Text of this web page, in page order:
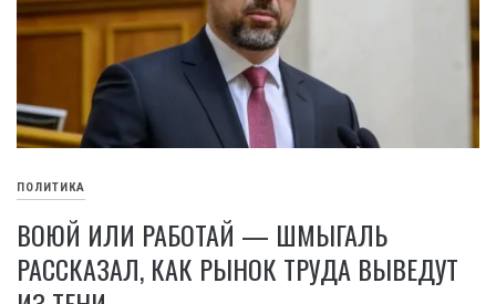
ПОЛИТИКА
ВОЮЙ ИЛИ РАБОТАЙ — ШМЫГАЛЬ
РАССКАЗАЛ, КАК РЫНОК ТРУДА ВЫВЕДУТ